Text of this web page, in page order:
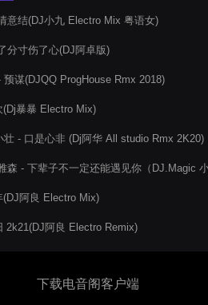
意结(DJ小九 Electro Mix 粤语女)
分寸伤了心(DJ阿卓版)
预谋(DJQQ ProgHouse Rmx 2018)
(Dj暴暴 Electro Mix)
壮 - 口是心非 (Dj阿华 All studio Rmx 2K20)
森 - 下辈子不一定还能遇见你（DJ.Magic
(DJ阿良 Electro Mix)
2k21(DJ阿良 Electro Remix)
下载电音阁客户端